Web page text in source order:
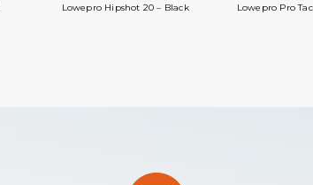
Lowepro Hipshot 20 – Black Lowepro Pro